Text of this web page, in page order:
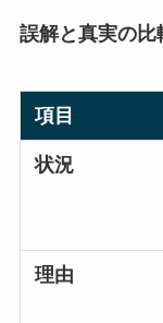
誤解と真実の比
項目
状況
理由